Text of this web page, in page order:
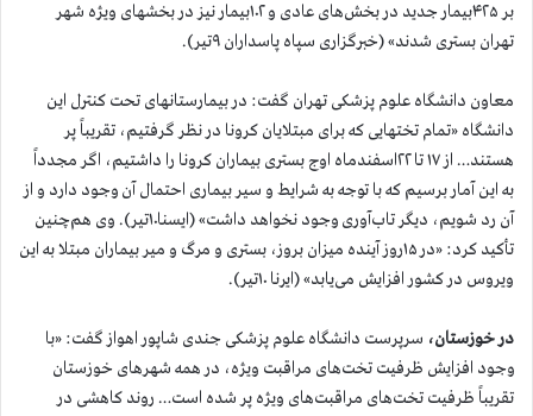
بر ۴۲۵بیمار جدید در بخش‌های عادی و ۱۰۲بیمار نیز در بخشهای ویژه شهر
تهران بستری شدند» (خبرگزاری سپاه پاسداران ۹تیر).
معاون دانشگاه علوم پزشکی تهران گفت: در بیمارستانهای تحت کنترل این
دانشگاه «تمام تختهایی که برای مبتلایان کرونا در نظر گرفتیم، تقریباً پر
هستند… از ۱۷ تا ۲۲اسفندماه اوج بستری بیماران کرونا را داشتیم، اگر مجدداً
به این آمار برسیم که با توجه به شرایط و سیر بیماری احتمال آن وجود دارد و از
آن رد شویم، دیگر تاب‌آوری وجود نخواهد داشت» (ایسنا۱۰تیر). وی هم‌چنین
تأکید کرد: «در ۱۵روز آینده میزان بروز، بستری و مرگ و میر بیماران مبتلا به این
ویروس در کشور افزایش می‌یابد» (ایرنا ۱۰تیر).
در خوزستان، سرپرست دانشگاه علوم پزشکی جندی شاپور اهواز گفت: «با
وجود افزایش ظرفیت تخت‌های مراقبت ویژه، در همه شهرهای خوزستان
تقریباً ظرفیت تخت‌های مراقبت‌های ویژه پر شده است… روند کاهشی در